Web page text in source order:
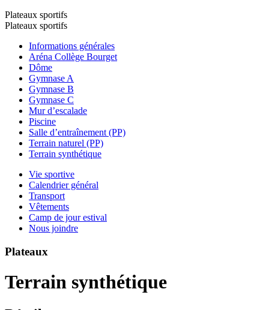
Plateaux sportifs
Plateaux sportifs
Informations générales
Aréna Collège Bourget
Dôme
Gymnase A
Gymnase B
Gymnase C
Mur d’escalade
Piscine
Salle d’entraînement (PP)
Terrain naturel (PP)
Terrain synthétique
Vie sportive
Calendrier général
Transport
Vêtements
Camp de jour estival
Nous joindre
Plateaux
Terrain synthétique